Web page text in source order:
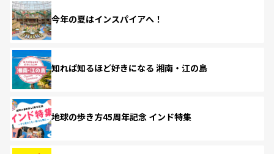
今年の夏はインスパイアへ！
知れば知るほど好きになる 湘南・江の島
地球の歩き方45周年記念 インド特集